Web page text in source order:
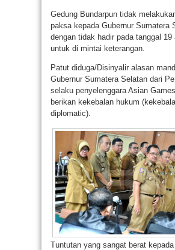
Gedung Bundarpun tidak
paksa kepada Gubernur Sumatera
dengan tidak hadir pada tanggal 19
untuk di mintai keterangan.
Patut diduga/Disinyalir alasan
Gubernur Sumatera Selatan dari
selaku penyelenggara Asian
berikan kekebalan hukum
diplomatic).
Tuntutan yang sangat berat